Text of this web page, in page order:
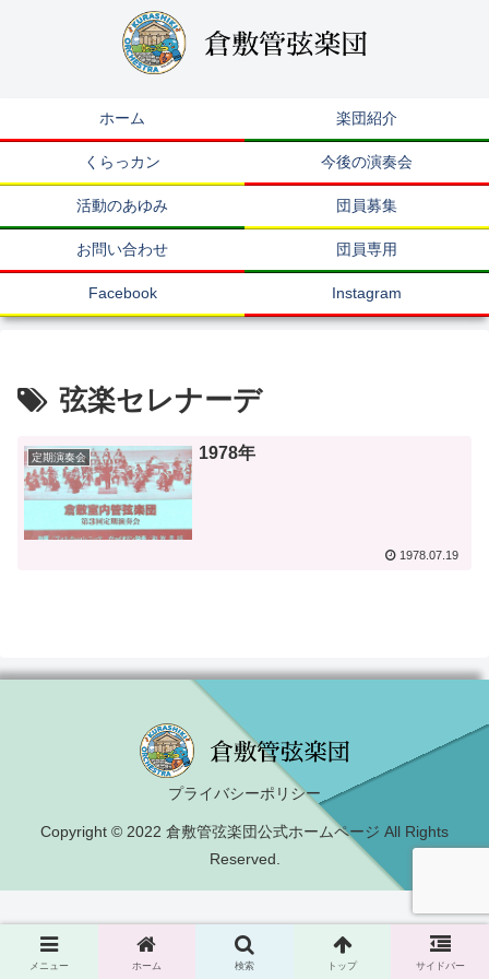
ホーム 楽団紹介
くらっカン 今後の演奏会
活動のあゆみ 団員募集
お問い合わせ 団員専用
Facebook Instagram
弦楽セレナーデ
定期演奏会 1978年
1978.07.19
プライバシーポリシー
Copyright © 2022 倉敷管弦楽団公式ホームページ All Rights
Reserved.
メニュー ホーム 検索 トップ サイドバー